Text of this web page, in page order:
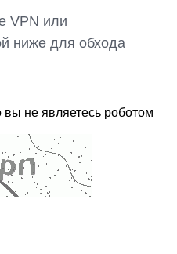
VPN или
ниже для обхода
не являетесь роботом